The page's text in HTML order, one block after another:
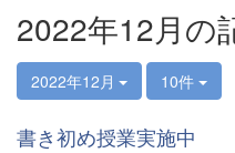
u
s
2022年12月の
2022年12月 10件
書き初め授業実施中